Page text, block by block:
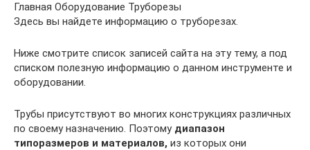
Главная Оборудование Труборезы
Здесь вы найдете информацию о труборезах.
Ниже смотрите список записей сайта на эту тему, а под
списком полезную информацию о данном инструменте и
оборудовании.
Трубы присутствуют во многих конструкциях различных
по своему назначению. Поэтому диапазон
типоразмеров и материалов, из которых они